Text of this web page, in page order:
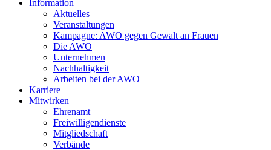
Information
Aktuelles
Veranstaltungen
Kampagne: AWO gegen Gewalt an Frauen
Die AWO
Unternehmen
Nachhaltigkeit
Arbeiten bei der AWO
Karriere
Mitwirken
Ehrenamt
Freiwilligendienste
Mitgliedschaft
Verbände